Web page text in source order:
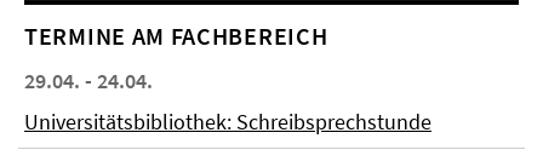
TERMINE AM FACHBEREICH
29.04. - 24.04.
Universitätsbibliothek: Schreibsprechstunde